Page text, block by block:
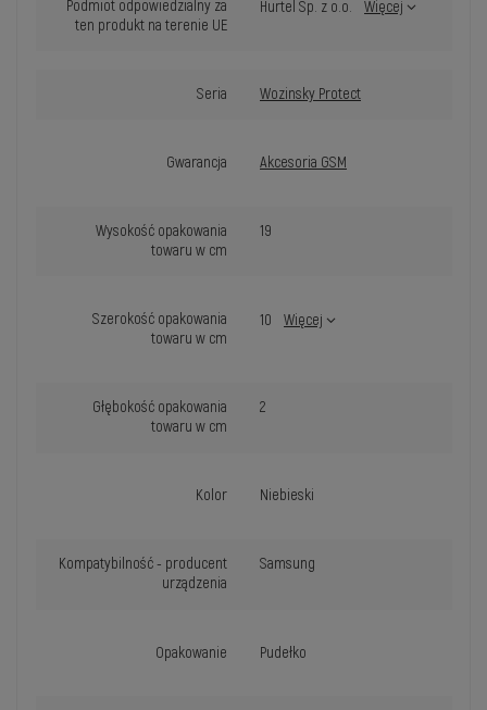
Podmiot odpowiedzialny za
ten produkt na terenie UE
Hurtel Sp. z o.o. Więcej
Seria Wozinsky Protect
Gwarancja Akcesoria GSM
Wysokość opakowania
towaru w cm
19
Szerokość opakowania
towaru w cm
10 Więcej
Głębokość opakowania
towaru w cm
2
Kolor Niebieski
Kompatybilność - producent
urządzenia
Samsung
Opakowanie Pudełko